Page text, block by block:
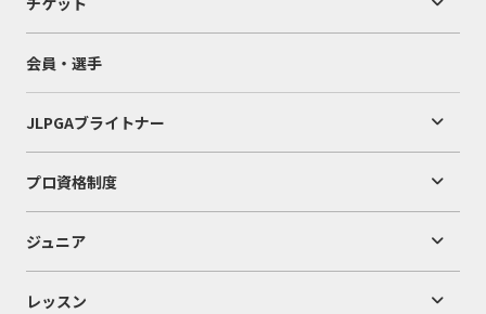
会員・選手
JLPGAブライトナー
プロ資格制度
ジュニア
レッスン